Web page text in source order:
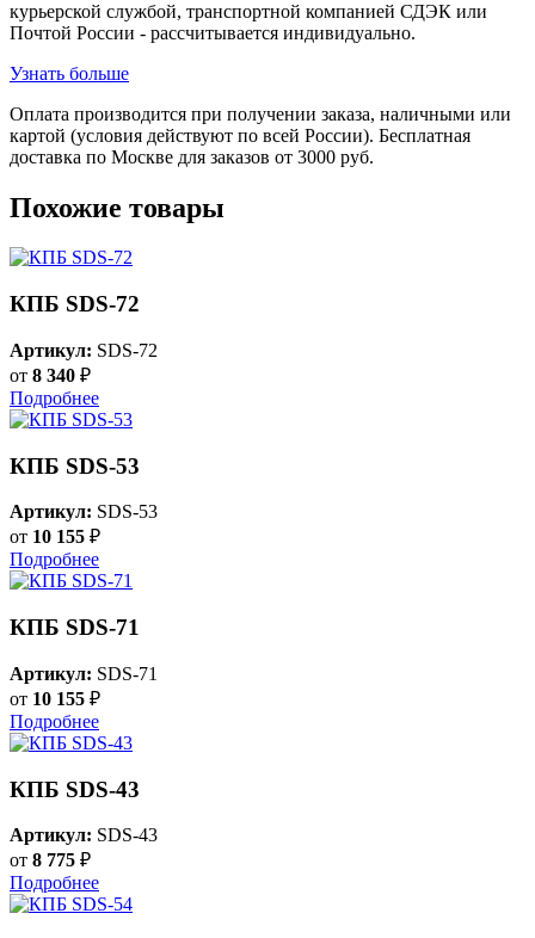
курьерской службой, транспортной компанией СДЭК или
Почтой России - рассчитывается индивидуально.
Узнать больше
Оплата производится при получении заказа, наличными или
картой (условия действуют по всей России). Бесплатная
доставка по Москве для заказов от 3000 руб.
Похожие товары
КПБ SDS-72
Артикул: SDS-72
от 8 340 ₽
Подробнее
КПБ SDS-53
Артикул: SDS-53
от 10 155 ₽
Подробнее
КПБ SDS-71
Артикул: SDS-71
от 10 155 ₽
Подробнее
КПБ SDS-43
Артикул: SDS-43
от 8 775 ₽
Подробнее